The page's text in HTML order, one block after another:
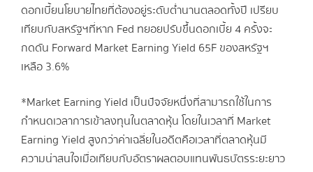
ดอกเบี้ยนโยบายไทยที่ต้องอยู่ระดับต่ำนานตลอดทั้งปี เปรียบ
เทียบกับสหรัฐฯที่หาก Fed ทยอยปรับขึ้นดอกเบี้ย 4 ครั้งจะ
กดดัน Forward Market Earning Yield 65F ของสหรัฐฯ
เหลือ 3.6%
*Market Earning Yield เป็นปัจจัยหนึ่งที่สามารถใช้ในการ
กำหนดเวลาการเข้าลงทุนในตลาดหุ้น โดยในเวลาที่ Market
Earning Yield สูงกว่าค่าเฉลี่ยในอดีตคือเวลาที่ตลาดหุ้นมี
ความน่าสนใจเมื่อเทียบกับอัตราผลตอบแทนพันธบัตรระยะยาว